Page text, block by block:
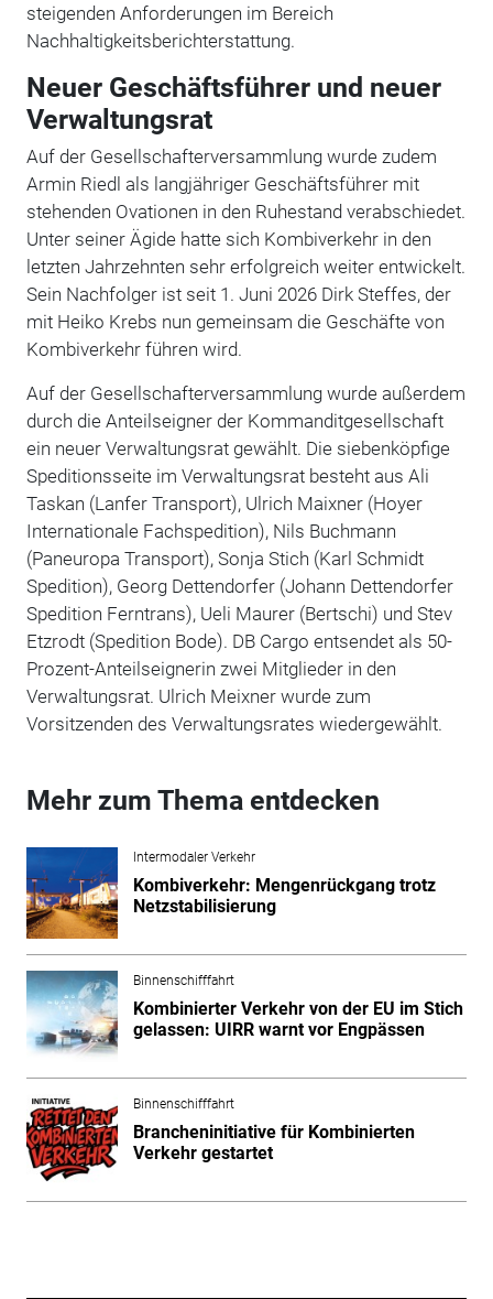
steigenden Anforderungen im Bereich
Nachhaltigkeitsberichterstattung.
Neuer Geschäftsführer und neuer
Verwaltungsrat
Auf der Gesellschafterversammlung wurde zudem
Armin Riedl als langjähriger Geschäftsführer mit
stehenden Ovationen in den Ruhestand verabschiedet.
Unter seiner Ägide hatte sich Kombiverkehr in den
letzten Jahrzehnten sehr erfolgreich weiter entwickelt.
Sein Nachfolger ist seit 1. Juni 2026 Dirk Steffes, der
mit Heiko Krebs nun gemeinsam die Geschäfte von
Kombiverkehr führen wird.
Auf der Gesellschafterversammlung wurde außerdem
durch die Anteilseigner der Kommanditgesellschaft
ein neuer Verwaltungsrat gewählt. Die siebenköpfige
Speditionsseite im Verwaltungsrat besteht aus Ali
Taskan (Lanfer Transport), Ulrich Maixner (Hoyer
Internationale Fachspedition), Nils Buchmann
(Paneuropa Transport), Sonja Stich (Karl Schmidt
Spedition), Georg Dettendorfer (Johann Dettendorfer
Spedition Ferntrans), Ueli Maurer (Bertschi) und Stev
Etzrodt (Spedition Bode). DB Cargo entsendet als 50-
Prozent-Anteilseignerin zwei Mitglieder in den
Verwaltungsrat. Ulrich Meixner wurde zum
Vorsitzenden des Verwaltungsrates wiedergewählt.
Mehr zum Thema entdecken
Intermodaler Verkehr
Kombiverkehr: Mengenrückgang trotz
Netzstabilisierung
Binnenschifffahrt
Kombinierter Verkehr von der EU im Stich
gelassen: UIRR warnt vor Engpässen
Binnenschifffahrt
Brancheninitiative für Kombinierten
Verkehr gestartet